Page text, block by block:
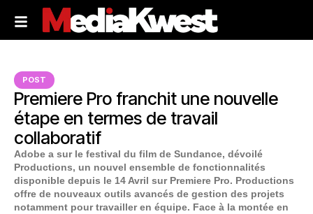
POST
Premiere Pro franchit une nouvelle
étape en termes de travail
collaboratif
Adobe a sur le festival du film de Sundance, dévoilé
Productions, un nouvel ensemble de fonctionnalités
disponible depuis le 14 Avril sur Premiere Pro. Productions
offre de nouveaux outils avancés de gestion des projets
notamment pour travailler en équipe. Face à la montée en